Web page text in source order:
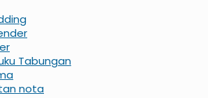
Tabungan
nota